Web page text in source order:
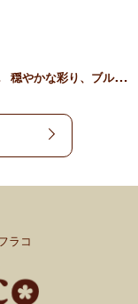
… 穏
やかな彩り、ブルーフラワ…
ラコ